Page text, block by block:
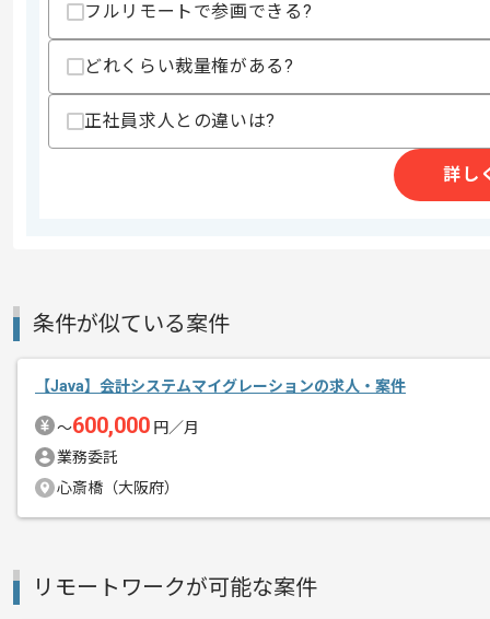
・CI/CDの経験
スキルに不安がある方へ
上記に似た経験やスキルをお持ちであれば申
140時間〜180時間
その他募集要項
商談回数
作業開始日
2026/01/05
これまでの経験を活かしてご活躍いただ
フルリモートで参画できる?
どれくらい裁量権がある?
正社員求人との違いは?
詳し
条件が似ている案件
【Java】会計システムマイグレーションの求人・案件
〜600,000 円／月
業務委託
心斎橋（大阪府）
リモートワークが可能な案件